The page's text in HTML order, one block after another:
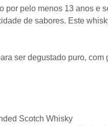
por pelo menos 13 anos e
de sabores. Este
ser degustado puro,
Scotch Whisky